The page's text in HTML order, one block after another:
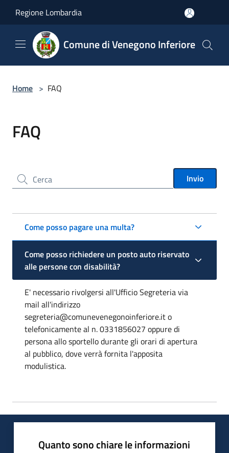
Regione Lombardia
Comune di Venegono Inferiore
Home > FAQ
FAQ
Cerca nel sito Invio
Come posso pagare una multa?
Come posso richiedere un posto auto riservato
alle persone con disabilità?
E' necessario rivolgersi all'Ufficio Segreteria via
mail all'indirizzo
segreteria@comunevenegonoinferiore.it o
telefonicamente al n. 0331856027 oppure di
persona allo sportello durante gli orari di apertura
al pubblico, dove verrà fornita l'apposita
modulistica.
Quanto sono chiare le informazioni